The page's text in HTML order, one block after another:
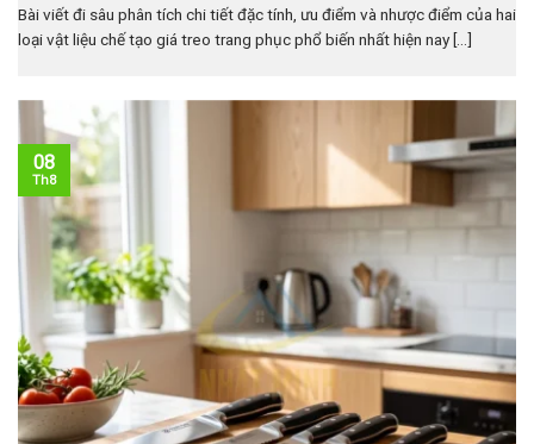
Bài viết đi sâu phân tích chi tiết đặc tính, ưu điểm và nhược điểm của hai
loại vật liệu chế tạo giá treo trang phục phổ biến nhất hiện nay [...]
08
Th8